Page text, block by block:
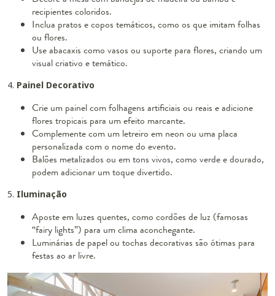
recipientes coloridos.
Inclua pratos e copos temáticos, como os que imitam folhas
ou flores.
Use abacaxis como vasos ou suporte para flores, criando um
visual criativo e temático.
4. Painel Decorativo
Crie um painel com folhagens artificiais ou reais e adicione
flores tropicais para um efeito marcante.
Complemente com um letreiro em neon ou uma placa
personalizada com o nome do evento.
Balões metalizados ou em tons vivos, como verde e dourado,
podem adicionar um toque divertido.
5. Iluminação
Aposte em luzes quentes, como cordões de luz (famosas
“fairy lights”) para um clima aconchegante.
Luminárias de papel ou tochas decorativas são ótimas para
festas ao ar livre.